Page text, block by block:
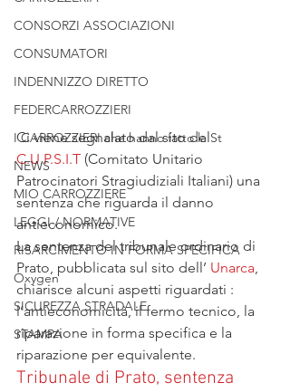
CONSORZI ASSOCIAZIONI
CONSUMATORI
INDENNIZZO DIRETTO
FEDERCARROZZIERI
I CARROZZIERI che hanno fatto la St
NEWS
MIO CARROZZIERE
LEGGI / NORMATIVE
RISARCIMENTO IN FORMA SPECIFICA
Oxygen
SICUREZZA STRADALE
STAMPA
Ci viene segnalato dal sito del
C.U.P.S.I.T (Comitato Unitario
Patrocinatori Stragiudiziali Italiani) una
sentenza che riguarda il danno
antieconomico.
La sentenza del tribunale ordinario di
Prato, pubblicata sul sito dell’ Unarca,
chiarisce alcuni aspetti riguardati :
l’antieconomicità, il fermo tecnico, la
riparazione in forma specifica e la
riparazione per equivalente.
Tribunale di Prato, sentenza